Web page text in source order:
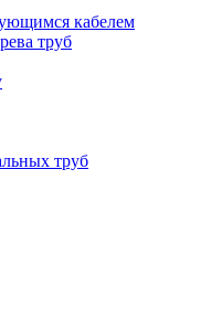
кабелем
труб
труб